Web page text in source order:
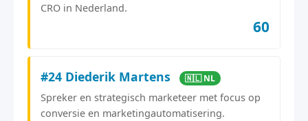
CRO in Nederland.
60
#24 Diederik Martens 🇳🇱 NL
Spreker en strategisch marketeer met focus op
conversie en marketingautomatisering.